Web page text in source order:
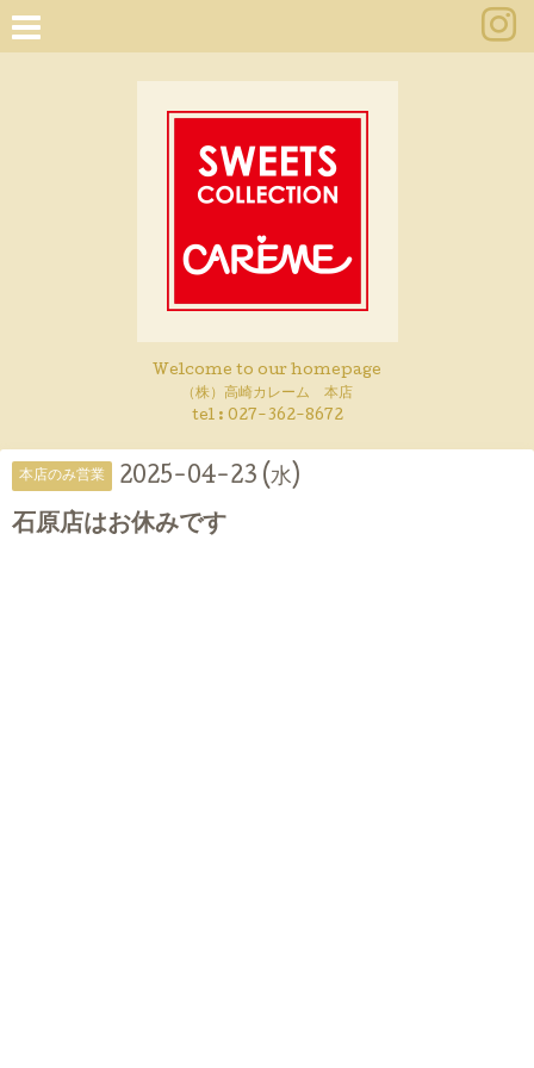
Welcome to our homepage
（株）高崎カレーム 本店
tel : 027-362-8672
本店のみ営業 2025-04-23 (水)
石原店はお休みです